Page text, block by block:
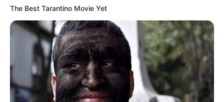
Kletterparks
Tier- und Zooparks
Ausflug mit der Bahn
Fremdenverkehrsamt und Tourist Information
Hier kann auch eineVeranstaltung für Eisenach
eingetragenwerden.
The Best Tarantino Movie Yet